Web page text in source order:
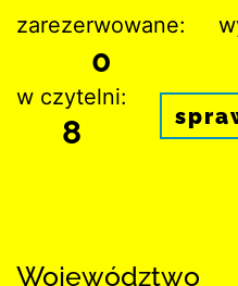
zarezerwowane:
0
w czytelni:
8
Województwo